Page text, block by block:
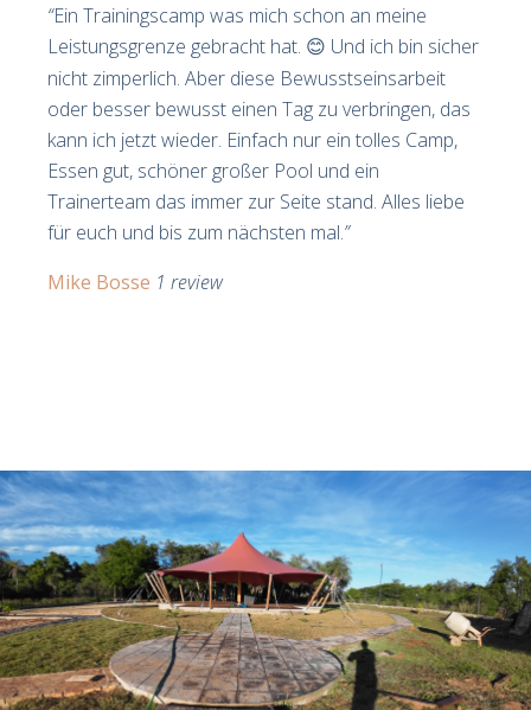
“Ein Trainingscamp was mich schon an meine
Leistungsgrenze gebracht hat. 😊 Und ich bin sicher
nicht zimperlich. Aber diese Bewusstseinsarbeit
oder besser bewusst einen Tag zu verbringen, das
kann ich jetzt wieder. Einfach nur ein tolles Camp,
Essen gut, schöner großer Pool und ein
Trainerteam das immer zur Seite stand. Alles liebe
für euch und bis zum nächsten mal.”
Mike Bosse 1 review